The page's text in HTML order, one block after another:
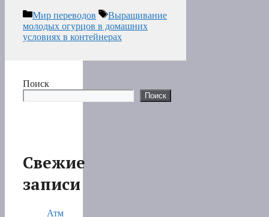
Рубрики
Мир переводов Метки
Выращивание
молодых огурцов в домашних
условиях в контейнерах
Поиск
Поиск
Свежие
записи
Атм